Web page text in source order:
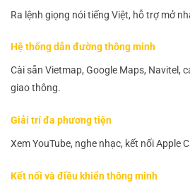
Ra lệnh giọng nói tiếng Việt, hỗ trợ mở
Hệ thống dẫn đường thông minh
Cài sẵn Vietmap, Google Maps, Navitel,
giao thông.
Giải trí đa phương tiện
Xem YouTube, nghe nhạc, kết nối Apple
Kết nối và điều khiển thông minh